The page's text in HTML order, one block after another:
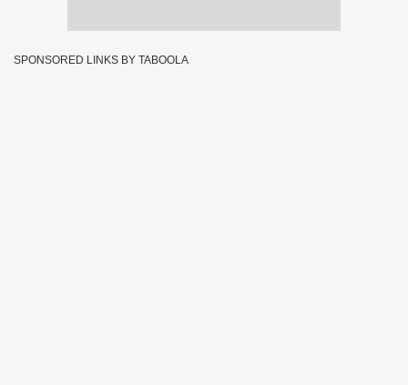
SPONSORED LINKS BY TABOOLA